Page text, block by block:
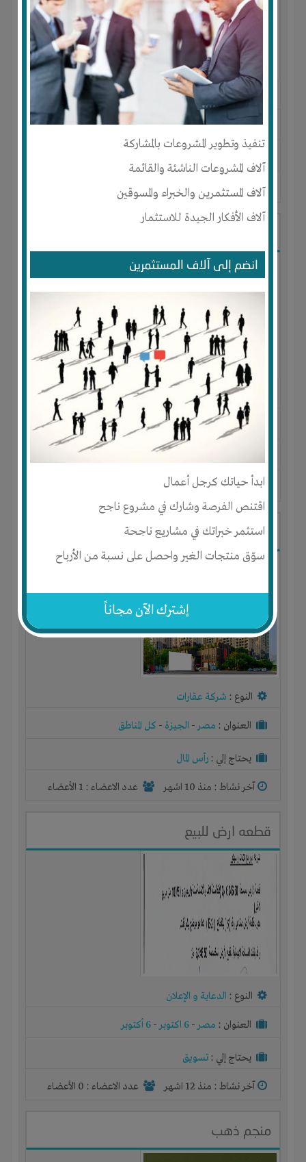
تنفيذ وتطوير المشروعات بالمشاركة
آلاف المشروعات الناشئة والقائمة
آلاف المستثمرين والخبراء والمسوقين
آلاف الأفكار الجيدة للاستثمار
انضم إلى آلاف المستثمرين
ابدأ حياتك كرجل أعمال
اقتنص الفرصة وشارك في مشروع ناجح
استثمر خبراتك في مشاريع ناجحة
سوّق منتجات الغير واحصل على نسبة من الأرباح
إشترك الآن مجاناً
النوع :مستحضرات تجميل
العنوان :المغرب-
AGADIR
-سوس
يحتاج إلي : تسويق
آخر نشاط : منذ 9 اشهر عدد الاعضاء : 0 الأعضاء
النوع :مشروع تجاري
العنوان : مصر -القاهرة-كل المناطق
يحتاج إلي :رأس المال
آخر نشاط :منذ 10 اشهر
شركه تطوير عقاري
النوع : شركة عقارات
العنوان : مصر- الجيزة - كل المناطق
يحتاج إلي : رأس المال
آخر نشاط : منذ 10 اشهر عدد الاعضاء : 1 الأعضاء
قطعه ارض للبيع
النوع : الدعاية و الإعلان
العنوان : مصر- 6 اكتوبر - 6 أكتوبر
يحتاج إلي : تسويق
آخر نشاط : منذ 12 اشهر عدد الاعضاء : 0 الأعضاء
منجم ذهب